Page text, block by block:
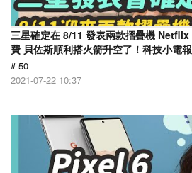
三星確定在 8/11 發表兩款摺疊機
費 貝佐斯順利搭火箭升空了！科技小電
# 50
2021-07-22 10:37